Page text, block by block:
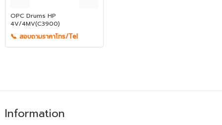
OPC Drums HP
4V/4MV(C3900)
📞 สอบถามราคาโทร/Tel
Information